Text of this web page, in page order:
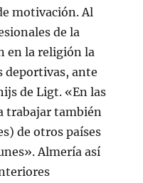
motivación. Al
de la
en la religión la
deportivas, ante
de Ligt. «En las
trabajar también
de otros países
Almería así